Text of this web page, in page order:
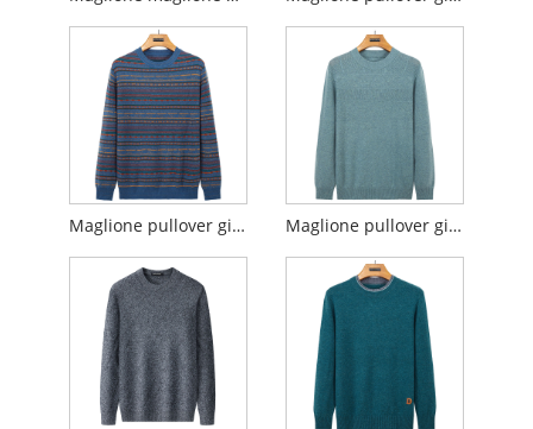
Maglione pullover girocollo in lana merino Maglione pullover girocollo vintage